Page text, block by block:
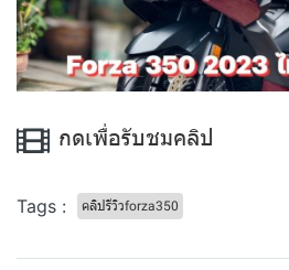
กดเพื่อรับชมคลิป
Tags : คลิปรีวิวforza350